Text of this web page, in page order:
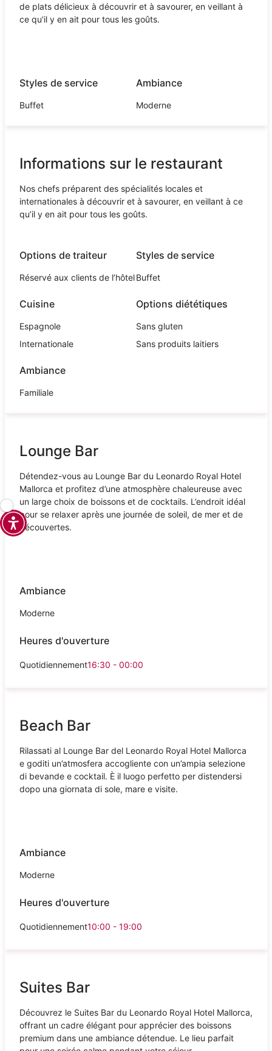
de plats délicieux à découvrir et à savourer, en veillant à
ce qu’il y en ait pour tous les goûts.
Styles de service
Buffet
Ambiance
Moderne
Informations sur le restaurant
Nos chefs préparent des spécialités locales et
internationales à découvrir et à savourer, en veillant à ce
qu’il y en ait pour tous les goûts.
Options de traiteur
Réservé aux clients de l’hôtel
Styles de service
Buffet
Cuisine
Espagnole
Internationale
Options diététiques
Sans gluten
Sans produits laitiers
Ambiance
Familiale
Lounge Bar
Détendez-vous au Lounge Bar du Leonardo Royal Hotel
Mallorca et profitez d’une atmosphère chaleureuse avec
un large choix de boissons et de cocktails. L’endroit idéal
pour se relaxer après une journée de soleil, de mer et de
découvertes.
Ambiance
Moderne
Heures d'ouverture
Quotidiennement16:30 - 00:00
Beach Bar
Rilassati al Lounge Bar del Leonardo Royal Hotel Mallorca
e goditi un’atmosfera accogliente con un’ampia selezione
di bevande e cocktail. È il luogo perfetto per distendersi
dopo una giornata di sole, mare e visite.
Ambiance
Moderne
Heures d'ouverture
Quotidiennement10:00 - 19:00
Suites Bar
Découvrez le Suites Bar du Leonardo Royal Hotel Mallorca,
offrant un cadre élégant pour apprécier des boissons
premium dans une ambiance détendue. Le lieu parfait